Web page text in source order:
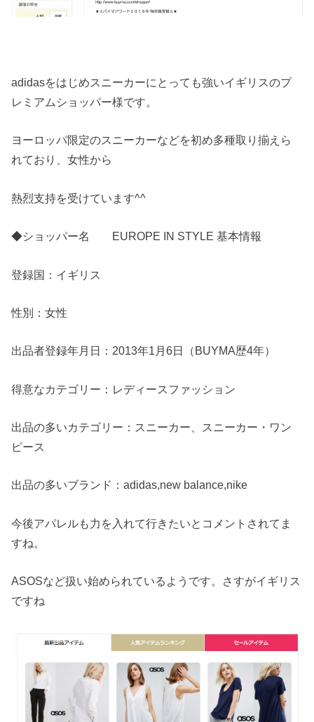
adidasをはじめスニーカーにとっても強いイギリスのプ
レミアムショッパー様です。
ヨーロッパ限定のスニーカーなどを初め多種取り揃えら
れており、女性から
熱烈支持を受けています^^
◆ショッパー名 EUROPE IN STYLE 基本情報
登録国：イギリス
性別：女性
出品者登録年月日：2013年1月6日（BUYMA歴4年）
得意なカテゴリー：レディースファッション
出品の多いカテゴリー：スニーカー、スニーカー・ワン
ピース
出品の多いブランド：adidas,new balance,nike
今後アパレルも力を入れて行きたいとコメントされてま
すね。
ASOSなど扱い始められているようです。さすがイギリス
ですね